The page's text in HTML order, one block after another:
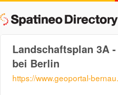
Landschaftsplan 3A
bei Berlin
https://www.geoportal-